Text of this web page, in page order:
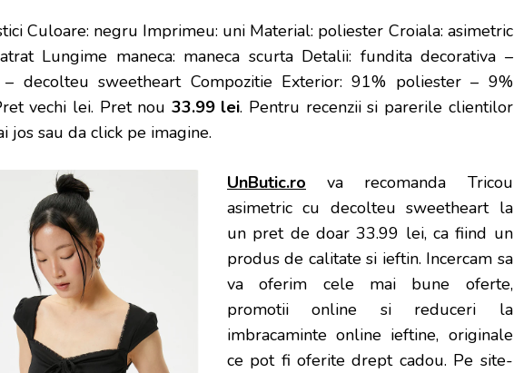
Culoare: negru Imprimeu: uni Material: poliester Croiala: asimetric
Lungime maneca: maneca scurta Detalii: fundita decorativa –
– decolteu sweetheart Compozitie Exterior: 91% poliester – 9%
vechi lei. Pret nou 33.99 lei. Pentru recenzii si parerile clientilor
jos sau da click pe imagine.
UnButic.ro va recomanda Tricou
asimetric cu decolteu sweetheart la
un pret de doar 33.99 lei, ca fiind un
produs de calitate si ieftin. Incercam sa
va oferim cele mai bune oferte,
promotii online si reduceri la
imbracaminte online ieftine, originale
ce pot fi oferite drept cadou. Pe site-